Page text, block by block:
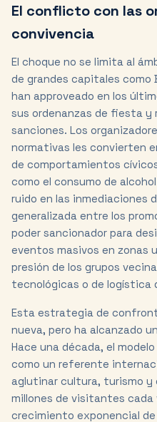
El conflicto con las
convivencia
El choque no se limita al
de grandes capitales como
han approveado en los
sus ordenanzas de fiesta y
sanciones. Los
normativas les convierten
de comportamientos
como el consumo de
ruido en las inmediaciones
generalizada entre los
poder sancionador para
eventos masivos en zonas
presión de los grupos
tecnológicas o de logística
Esta estrategia de
nueva, pero ha alcanzado
Hace una década, el
como un referente
aglutinar cultura, turismo y
millones de visitantes cada
crecimiento exponencial